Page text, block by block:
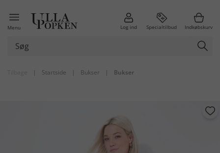
Menu Log ind Specialtilbud Indkøbskurv
| Startside | Bukser | Bukser